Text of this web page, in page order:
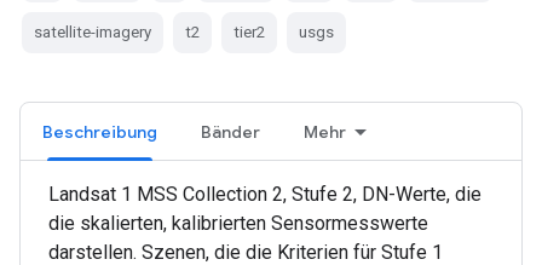
satellite-imagery t2 tier2 usgs
Beschreibung Bänder Mehr
Landsat 1 MSS Collection 2, Stufe 2, DN-Werte, die
die skalierten, kalibrierten Sensormesswerte
darstellen. Szenen, die die Kriterien für Stufe 1